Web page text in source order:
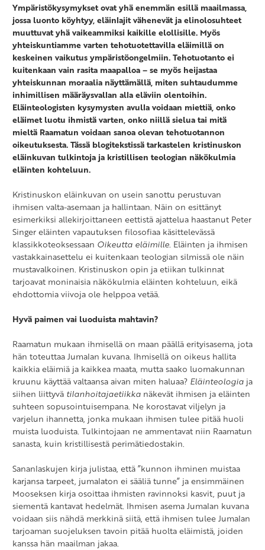
Ympäristökysymykset ovat yhä enemmän esillä maailmassa,
jossa luonto köyhtyy, eläinlajit vähenevät ja elinolosuhteet
muuttuvat yhä vaikeammiksi kaikille elollisille. Myös
yhteiskuntiamme varten tehotuotettavilla eläimillä on
keskeinen vaikutus ympäristöongelmiin. Tehotuotanto ei
kuitenkaan vain rasita maapalloa – se myös heijastaa
yhteiskunnan moraalia näyttämällä, miten suhtaudumme
inhimillisen määräysvallan alla eläviin olentoihin.
Eläinteologisten kysymysten avulla voidaan miettiä, onko
eläimet luotu ihmistä varten, onko niillä sielua tai mitä
mieltä Raamatun voidaan sanoa olevan tehotuotannon
oikeutuksesta. Tässä blogitekstissä tarkastelen kristinuskon
eläinkuvan tulkintoja ja kristillisen teologian näkökulmia
eläinten kohteluun.
Kristinuskon eläinkuvan on usein sanottu perustuvan
ihmisen valta-asemaan ja hallintaan. Näin on esittänyt
esimerkiksi allekirjoittaneen eettistä ajattelua haastanut Peter
Singer eläinten vapautuksen filosofiaa käsittelevässä
klassikkoteoksessaan Oikeutta eläimille. Eläinten ja ihmisen
vastakkainasettelu ei kuitenkaan teologian silmissä ole näin
mustavalkoinen. Kristinuskon opin ja etiikan tulkinnat
tarjoavat moninaisia näkökulmia eläinten kohteluun, eikä
ehdottomia viivoja ole helppoa vetää.
Hyvä paimen vai luoduista mahtavin?
Raamatun mukaan ihmisellä on maan päällä erityisasema, jota
hän toteuttaa Jumalan kuvana. Ihmisellä on oikeus hallita
kaikkia eläimiä ja kaikkea maata, mutta saako luomakunnan
kruunu käyttää valtaansa aivan miten haluaa? Eläinteologia ja
siihen liittyvä tilanhoitajaetiikka näkevät ihmisen ja eläinten
suhteen sopusointuisempana. Ne korostavat viljelyn ja
varjelun ihannetta, jonka mukaan ihmisen tulee pitää huoli
muista luoduista. Tulkintojaan ne ammentavat niin Raamatun
sanasta, kuin kristillisestä perimätiedostakin.
Sananlaskujen kirja julistaa, että ”kunnon ihminen muistaa
karjansa tarpeet, jumalaton ei sääliä tunne” ja ensimmäinen
Mooseksen kirja osoittaa ihmisten ravinnoksi kasvit, puut ja
siementä kantavat hedelmät. Ihmisen asema Jumalan kuvana
voidaan siis nähdä merkkinä siitä, että ihmisen tulee Jumalan
tarjoaman suojeluksen tavoin pitää huolta eläimistä, joiden
kanssa hän maailman jakaa.